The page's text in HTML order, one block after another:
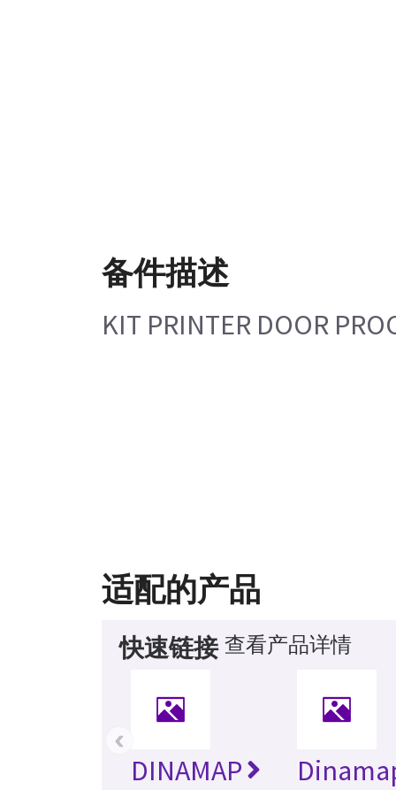
备件描述
KIT PRINTER DOOR
适配的产品
快速链接 查看产品详情
DINAMAP
‹